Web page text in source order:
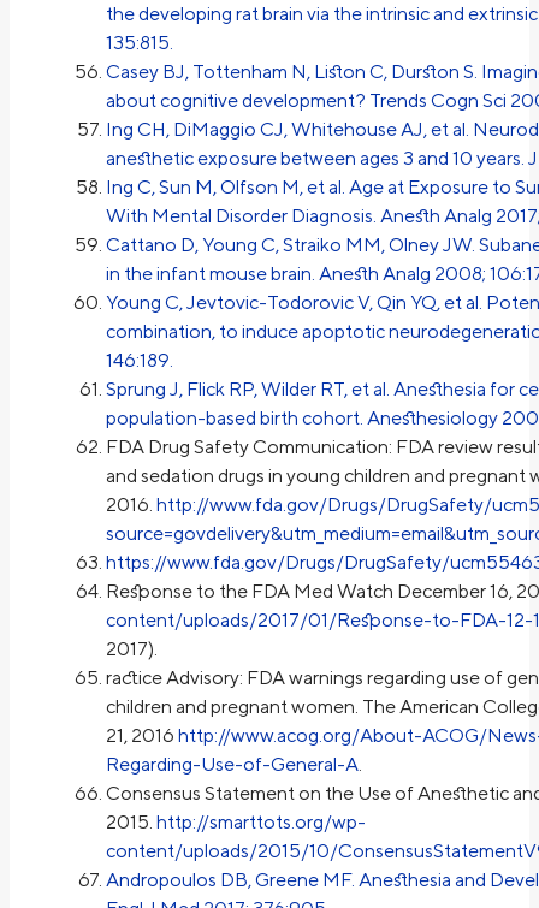
the developing rat brain via the intrinsic and
135:815.
Casey BJ, Tottenham N, Liston C, Durston S.
about cognitive development? Trends Cogn Sci
Ing CH, DiMaggio CJ, Whitehouse AJ, et al.
anesthetic exposure between ages 3 and 10 years.
Ing C, Sun M, Olfson M, et al. Age at Exposure to
With Mental Disorder Diagnosis. Anesth Analg
Cattano D, Young C, Straiko MM, Olney JW.
in the infant mouse brain. Anesth Analg 2008;
Young C, Jevtovic-Todorovic V, Qin YQ, et al.
combination, to induce apoptotic
146:189.
Sprung J, Flick RP, Wilder RT, et al. Anesthesia for
population-based birth cohort. Anesthesiology
FDA Drug Safety Communication: FDA review
and sedation drugs in young children and pregnant
2016. http://www.fda.gov/Drugs/DrugSafety/
https://www.fda.gov/Drugs/DrugSafety/
Response to the FDA Med Watch December 16,
content/uploads/2017/01/Response-to-FDA-12-
2017).
ractice Advisory: FDA warnings regarding use of
children and pregnant women. The American
21, 2016 http://www.acog.org/About-ACOG/
Regarding-Use-of-General-A.
Consensus Statement on the Use of Anesthetic
2015. http://smarttots.org/wp-
content/uploads/2015/10/
Andropoulos DB, Greene MF. Anesthesia and